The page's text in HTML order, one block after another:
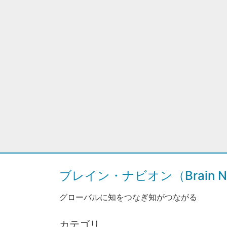
ブレイン・ナビオン（Brain
グローバルに知をつなぎ知がつながる
カテゴリ